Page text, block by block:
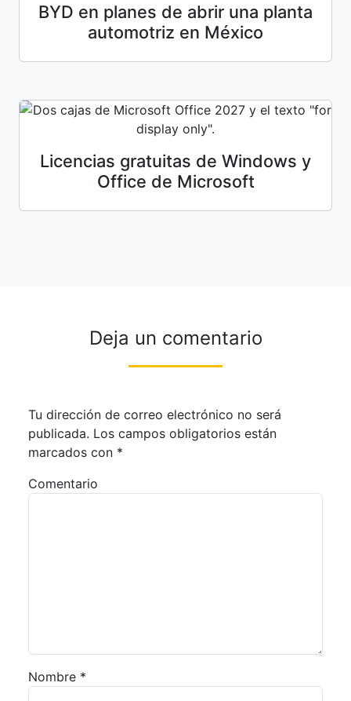
BYD en planes de abrir una planta
automotriz en México
Licencias gratuitas de Windows y
Office de Microsoft
Deja un comentario
Tu dirección de correo electrónico no será
publicada. Los campos obligatorios están
marcados con *
Comentario
Nombre *